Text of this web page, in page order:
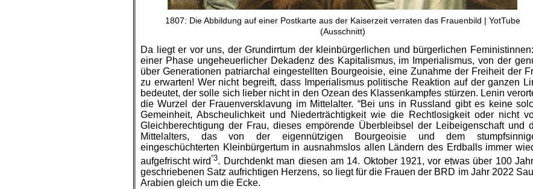
1807: Die Abbildung auf einer Postkarte aus der Kaiserzeit verraten das Frauenbild | YotTube
(Ausschnitt)
Da liegt er vor uns, der Grundirrtum der kleinbürgerlichen und bürgerlichen
einer Phase ungeheuerlicher Dekadenz des Kapitalismus, im Imperialismus, von der
über Generationen patriarchal eingestellten Bourgeoisie, eine Zunahme der Freiheit der
zu erwarten! Wer nicht begreift, dass Imperialismus politische Reaktion auf der ganzen
bedeutet, der solle sich lieber nicht in den Ozean des Klassenkampfes stürzen. Lenin
die Wurzel der Frauenversklavung im Mittelalter. “Bei uns in Russland gibt es keine
Gemeinheit, Abscheulichkeit und Niederträchtigkeit wie die Rechtlosigkeit oder nicht
Gleichberechtigung der Frau, dieses empörende Überbleibsel der Leibeigenschaft und
Mittelalters, das von der eigennützigen Bourgeoisie und dem
eingeschüchterten Kleinbürgertum in ausnahmslos allen Ländern des Erdballs immer
aufgefrischt wird“3. Durchdenkt man diesen am 14. Oktober 1921, vor etwas über 100
geschriebenen Satz aufrichtigen Herzens, so liegt für die Frauen der BRD im Jahr 2022
Arabien gleich um die Ecke.